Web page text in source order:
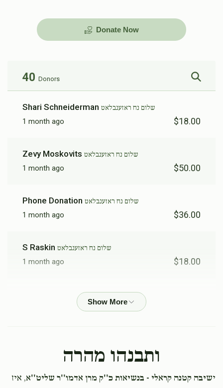
Donate Now
40 Donors
Shari Schneiderman שלום נח ראזענבלאט
1 month ago $18.00
Zevy Moskovits שלום נח ראזענבלאט
1 month ago $50.00
Phone Donation שלום נח ראזענבלאט
1 month ago $36.00
S Raskin שלום נח ראזענבלאט
1 month ago $18.00
שלום נח ראזענבלאט
Phone Donationשלום נח ראזענבלאט
ותבנהו מהרה
ישיבה קטנה קראלי - בנשיאות כ''ק מרן אדמו''ר שליט''א, איז